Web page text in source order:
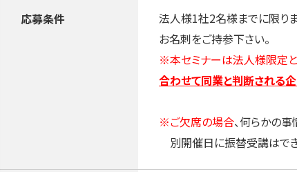
応募条件
法人様1社2名様までに限りま
お名刺をご持参下さい。
※本セミナーは法人様限定と
合わせて同業と判断される
※ご欠席の場合、何らかの
別開催日に振替受講はでき